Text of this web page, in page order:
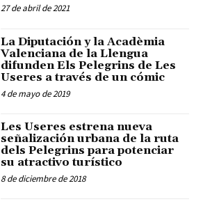
27 de abril de 2021
La Diputación y la Acadèmia
Valenciana de la Llengua
difunden Els Pelegrins de Les
Useres a través de un cómic
4 de mayo de 2019
Les Useres estrena nueva
señalización urbana de la ruta
dels Pelegrins para potenciar
su atractivo turístico
8 de diciembre de 2018